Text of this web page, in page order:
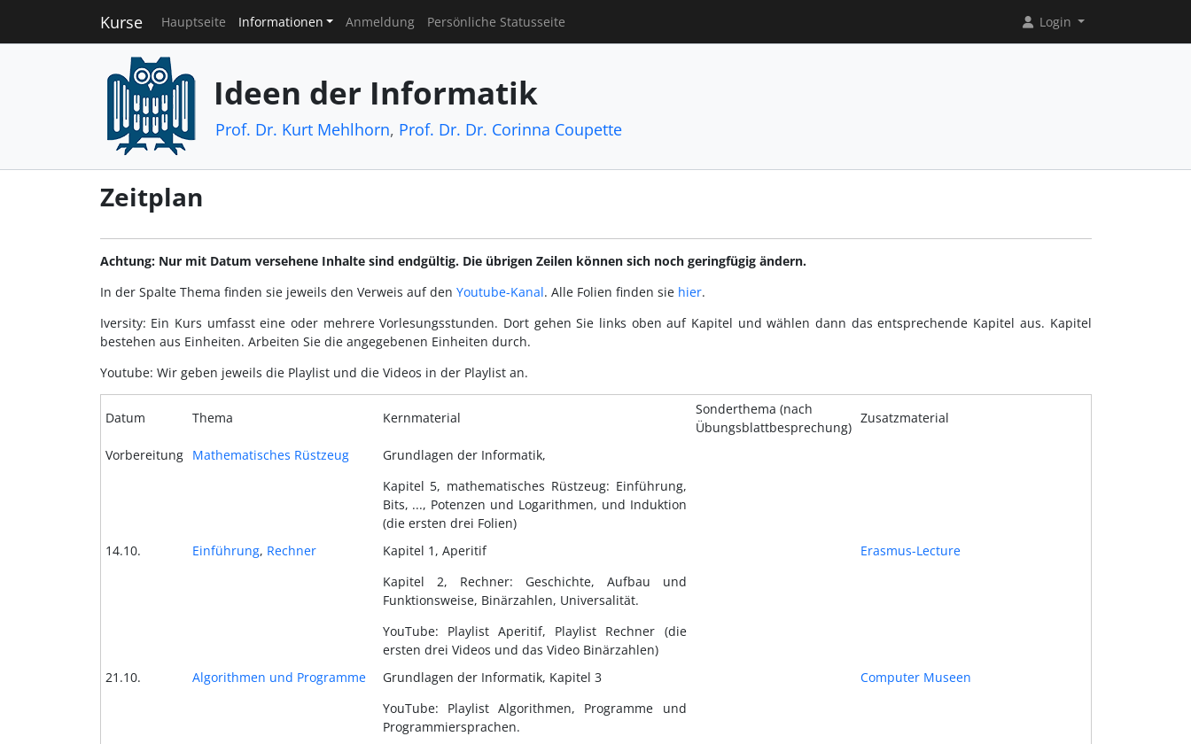
Kurse Hauptseite Informationen Anmeldung Persönliche Statusseite Login
Ideen der Informatik
Prof. Dr. Kurt Mehlhorn, Prof. Dr. Dr. Corinna Coupette
Zeitplan
Achtung: Nur mit Datum versehene Inhalte sind endgültig. Die übrigen Zeilen können sich noch geringfügig ändern.
In der Spalte Thema finden sie jeweils den Verweis auf den Youtube-Kanal. Alle Folien finden sie hier.
Iversity: Ein Kurs umfasst eine oder mehrere Vorlesungsstunden. Dort gehen Sie links oben auf Kapitel und wählen dann das entsprechende Kapitel aus. Kapitel
bestehen aus Einheiten. Arbeiten Sie die angegebenen Einheiten durch.
Youtube: Wir geben jeweils die Playlist und die Videos in der Playlist an.
Datum Thema Kernmaterial
Sonderthema (nach
Übungsblattbesprechung)
Zusatzmaterial
Vorbereitung Mathematisches Rüstzeug
Grundlagen der Informatik,
Kapitel 5, mathematisches Rüstzeug: Einführung,
Bits, ..., Potenzen und Logarithmen, und Induktion
(die ersten drei Folien)
14.10.
Einführung, Rechner
Kapitel 1, Aperitif
Kapitel 2, Rechner: Geschichte, Aufbau und
Funktionsweise, Binärzahlen, Universalität.
YouTube: Playlist Aperitif, Playlist Rechner (die
ersten drei Videos und das Video Binärzahlen)
Erasmus-Lecture
21.10. Algorithmen und Programme
Grundlagen der Informatik, Kapitel 3
YouTube: Playlist Algorithmen, Programme und
Programmiersprachen.
Computer Museen